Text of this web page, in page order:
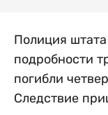
Полиция
подробности
погибли
Следствие